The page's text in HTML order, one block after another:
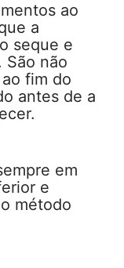
ao
a
seque e
São não
fim do
antes de a
em
e
método